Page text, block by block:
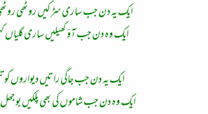
ایک یہ دن جب ساری سڑکیں روٹھی
ایک وہ دن جب آؤ کھیلیں ساری گلیاں
ایک یہ دن جب جاگی راتیں دیواروں کو
ایک وہ دن جب شاموں کی بھی پلکیں